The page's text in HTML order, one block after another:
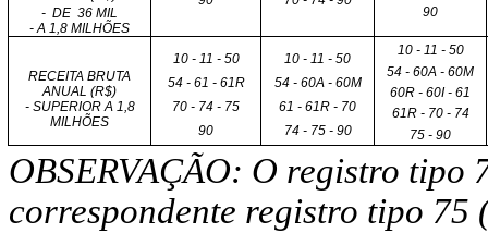
- DE 36 MIL
- A 1,8 MILHÕES
90
RECEITA BRUTA
ANUAL (R$)
- SUPERIOR A 1,8
MILHÕES
10 - 11 - 50
54 - 61 - 61R
70 - 74 - 75
90
10 - 11 - 50
54 - 60A - 60M
61 - 61R - 70
74 - 75 - 90
10 - 11 - 50
54 - 60A - 60M
60R - 60I - 61
61R - 70 - 74
75 - 90
OBSERVAÇÃO: O registro tipo
correspondente registro tipo 75